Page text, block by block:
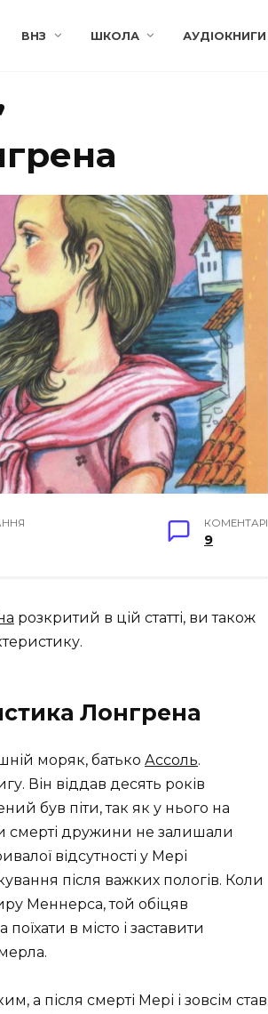
ВНЗ ШКОЛА АУДІОКНИГИ
КОМЕНТАРІ
9
розкритий в цій статті, ви також
Лонгрена
моряк, батько Ассоль.
Він віддав десять років
був піти, так як у нього на
смерті дружини не залишали
відсутності у Мері
після важких пологів. Коли
Меннерса, той обіцяв
в місто і заставити
а після смерті Мері і зовсім став